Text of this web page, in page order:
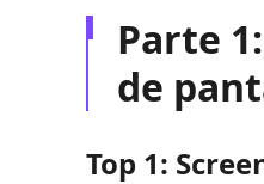
Parte
de
Top 1: